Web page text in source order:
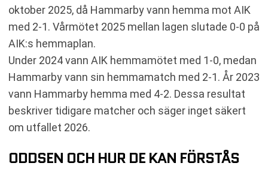
oktober 2025, då Hammarby vann hemma mot AIK
med 2-1. Vårmötet 2025 mellan lagen slutade 0-0 på
AIK:s hemmaplan.
Under 2024 vann AIK hemmamötet med 1-0, medan
Hammarby vann sin hemmamatch med 2-1. År 2023
vann Hammarby hemma med 4-2. Dessa resultat
beskriver tidigare matcher och säger inget säkert
om utfallet 2026.
ODDSEN OCH HUR DE KAN FÖRSTÅS